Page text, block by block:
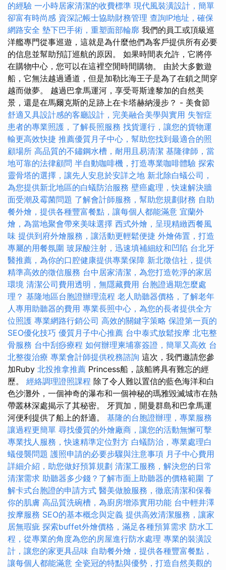
的經驗 一小時居家清潔的收費標準 現代風裝潢設計，簡單
卻富有時尚感 資深記帳士協助財務管理 查詢IP地址，確保
網路安全 墊下巴手術，重塑面部輪廓 我們的員工或頂級巡
洋艦專門從事巡遊，這就是為什麼他們為客戶提供所有必要
的信息並幫助預訂巡航的原因。 如果時間表允許，它將停
在購物中心，您可以在這裡空閒時間購物。 由於大多數遊
船，它無法越過通道，但是加勒比海王子是為了在鎖之間穿
越而做夢。 越過巴拿馬運河，享受哥斯達黎加的自然美
景，還是在馬爾克斯的足跡上在卡塔赫納漫步？ - 美食節
舒適又具設計感的客廳設計，完美融合美學與實用 失智症
患者的專業照護，了解長照服務 找貨運行，讓您的貨物運
輸更高效快捷 推薦優質月子中心，幫助您找到最適合的照
顧場所 高品質的不鏽鋼水槽，耐用且易清潔 基隆律師，當
地可靠的法律顧問 半自動咖啡機，打造專業咖啡體驗 探索
靈骨塔的選擇，讓先人安息於安詳之地 新北除白蟻公司，
為您提供新北地區的白蟻防治服務 壁癌處理，快速解決牆
面受潮及霉菌問題 了解會計師服務，幫助您規劃財務 自助
餐外燴，提供各種豐富餐點，讓每個人都能滿意 宜蘭外
燴，為當地聚會帶來美味選擇 西式外燴，呈現精緻西餐風
味 提供到府外燴服務，讓活動更輕鬆便捷 外燴佈置，打造
專屬的用餐氛圍 玻尿酸注射，迅速填補細紋和凹陷 台北牙
醫推薦，為你的口腔健康提供專業保障 新北徵信社，提供
精準高效的徵信服務 台中居家清潔，為您打造乾淨的家居
環境 清潔公司費用透明，無隱藏費用 台胞證過期怎麼處
理？ 基隆地區台胞證辦理流程 老人助聽器價格，了解老年
人專用助聽器的費用 專業長照中心，為您的長者提供全方
位照護 專業網路行銷公司 高效的關鍵字策略 保證第一頁的
SEO優化技巧 優質月子中心推薦 台中泰式放鬆按摩 北屯整
骨服務 台中刮痧療程 如何辦理柬埔寨簽證，簡單又高效 台
北整復治療 專業會計師提供稅務諮詢 這次，我們邀請您參
加Ruby 北投推拿推薦 Princess船，該船將具有難忘的經
歷。 經絡調理證照課程 除了令人難以置信的藍色海洋和白
色沙灘外，一個神奇的瀑布和一個神秘的瑪雅毀滅城市在熱
帶叢林深處揭示了其秘密。 牙買加，開曼群島和巴拿馬運
河便利提供了船上的舒適。 基隆的台胞證辦理，專業服務
讓過程更簡單 尋找優質的外燴廠商，讓您的活動無懈可擊
專業找人服務，快速精準定位對方 白蟻防治，專業處理白
蟻侵襲問題 護照申請的必要步驟與注意事項 月子中心費用
詳細介紹，助您做好預算規劃 清潔工服務，解決您的日常
清潔需求 助聽器多少錢？了解市面上助聽器的價格範圍 了
解卡式台胞證的申請方式 醫美做臉服務，徹底清潔和保養
你的肌膚 高品質洗碗槽，為廚房增添實用功能 台中輕井澤
按摩服務 SEO的基本概念與定義 提供高效清潔服務，讓家
居無瑕疵 探索buffet外燴價格，滿足各種預算需求 防水工
程，從專業的角度為您的房屋進行防水處理 專業的裝潢設
計，讓您的家更具品味 自助餐外燴，提供各種豐富餐點，
讓每個人都能滿意 全瓷冠的特點與優勢，打造自然美觀的